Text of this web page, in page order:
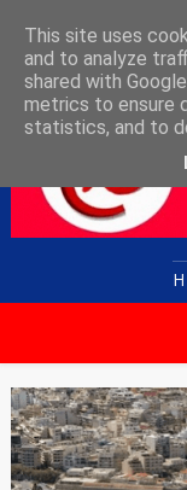
This site uses
and to analyze
shared with
metrics to ensure
statistics, and to